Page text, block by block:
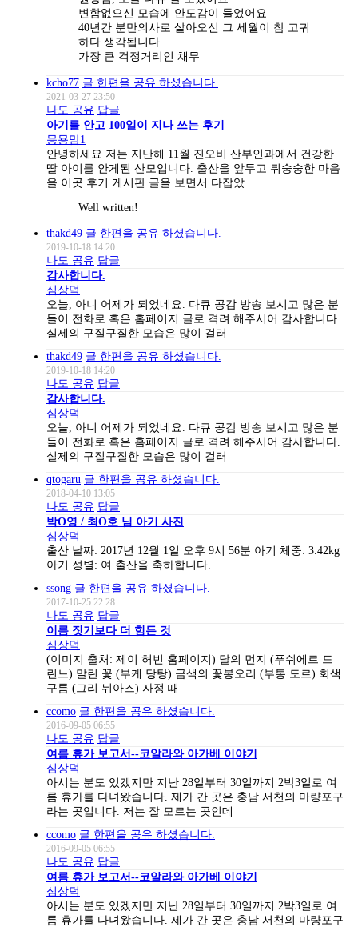
변함없으신 모습에 안도감이 들었어요
40년간 분만의사로 살아오신 그 세월이 참 고귀
하다 생각됩니다
가장 큰 걱정거리인 채무
kcho77 글 한편을 공유 하셨습니다.
2021-03-27 23:50
나도 공유 답글
아기를 안고 100일이 지나 쓰는 후기
묭묭맘1
안녕하세요 저는 지난해 11월 진오비 산부인과에서 건강한
딸 아이를 안게된 산모입니다. 출산을 앞두고 뒤숭숭한 마음
을 이곳 후기 게시판 글을 보면서 다잡았
Well written!
thakd49 글 한편을 공유 하셨습니다.
2019-10-18 14:20
나도 공유 답글
감사합니다.
심상덕
오늘, 아니 어제가 되었네요. 다큐 공감 방송 보시고 많은 분
들이 전화로 혹은 홈페이지 글로 격려 해주시어 감사합니다.
실제의 구질구질한 모습은 많이 걸러
thakd49 글 한편을 공유 하셨습니다.
2019-10-18 14:20
나도 공유 답글
감사합니다.
심상덕
오늘, 아니 어제가 되었네요. 다큐 공감 방송 보시고 많은 분
들이 전화로 혹은 홈페이지 글로 격려 해주시어 감사합니다.
실제의 구질구질한 모습은 많이 걸러
qtogaru 글 한편을 공유 하셨습니다.
2018-04-10 13:05
나도 공유 답글
박O영 / 최O호 님 아기 사진
심상덕
출산 날짜: 2017년 12월 1일 오후 9시 56분 아기 체중: 3.42kg
아기 성별: 여 출산을 축하합니다.
ssong 글 한편을 공유 하셨습니다.
2017-10-25 22:28
나도 공유 답글
이름 짓기보다 더 힘든 것
심상덕
(이미지 출처: 제이 허빈 홈페이지) 달의 먼지 (푸쉬에르 드
린느) 말린 꽃 (부케 당탕) 금색의 꽃봉오리 (부통 도르) 회색
구름 (그리 뉘아즈) 자정 때
ccomo 글 한편을 공유 하셨습니다.
2016-09-05 06:55
나도 공유 답글
여름 휴가 보고서--코알라와 아가베 이야기
심상덕
아시는 분도 있겠지만 지난 28일부터 30일까지 2박3일로 여
름 휴가를 다녀왔습니다. 제가 간 곳은 충남 서천의 마량포구
라는 곳입니다. 저는 잘 모르는 곳인데
ccomo 글 한편을 공유 하셨습니다.
2016-09-05 06:55
나도 공유 답글
여름 휴가 보고서--코알라와 아가베 이야기
심상덕
아시는 분도 있겠지만 지난 28일부터 30일까지 2박3일로 여
름 휴가를 다녀왔습니다. 제가 간 곳은 충남 서천의 마량포구